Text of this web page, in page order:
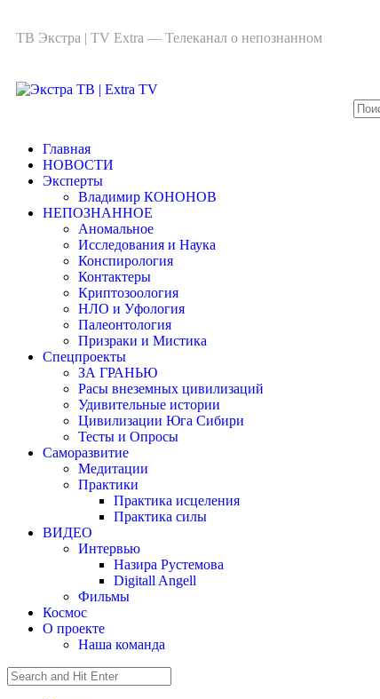
ТВ Экстра | TV Extra — Телеканал о непознанном
Главная
НОВОСТИ
Эксперты
Владимир КОНОНОВ
НЕПОЗНАННОЕ
Аномальное
Исследования и Наука
Конспирология
Контактеры
Криптозоология
НЛО и Уфология
Палеонтология
Призраки и Мистика
Спецпроекты
ЗА ГРАНЬЮ
Расы внеземных цивилизаций
Удивительные истории
Цивилизации Юга Сибири
Тесты и Опросы
Саморазвитие
Медитации
Практики
Практика исцеления
Практика силы
ВИДЕО
Интервью
Назира Рустемова
Digitall Angell
Фильмы
Космос
О проекте
Наша команда